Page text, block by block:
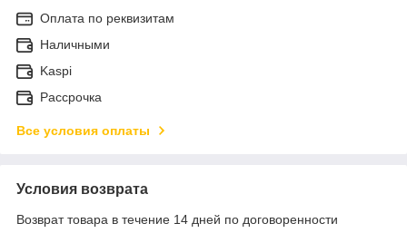
Оплата по реквизитам
Наличными
Kaspi
Рассрочка
Все условия оплаты
Условия возврата
Возврат товара в течение 14 дней по договоренности